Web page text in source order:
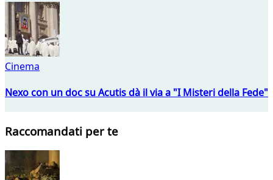
Cinema
Nexo con un doc su Acutis dà il via a "I Misteri della Fede"
Raccomandati per te